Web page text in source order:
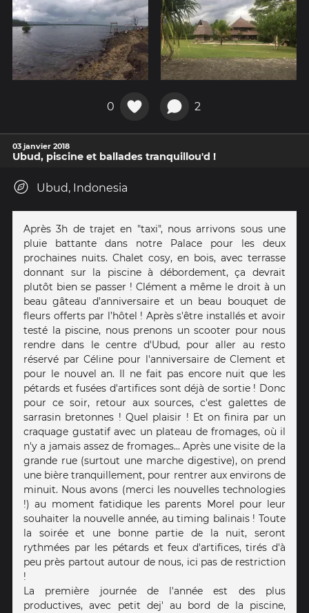
0 2
03 janvier 2018
Ubud, piscine et ballades tranquillou'd !
Ubud, Indonesia
Après 3h de trajet en "taxi", nous arrivons sous une
pluie battante dans notre Palace pour les deux
prochaines nuits. Chalet cosy, en bois, avec terrasse
donnant sur la piscine à débordement, ça devrait
plutôt bien se passer ! Clément a même le droit à un
beau gâteau d’anniversaire et un beau bouquet de
fleurs offerts par l’hôtel ! Après s'être installés et avoir
testé la piscine, nous prenons un scooter pour nous
rendre dans le centre d'Ubud, pour aller au resto
réservé par Céline pour l'anniversaire de Clement et
pour le nouvel an. Il ne fait pas encore nuit que les
pétards et fusées d'artifices sont déjà de sortie ! Donc
pour ce soir, retour aux sources, c'est galettes de
sarrasin bretonnes ! Quel plaisir ! Et on finira par un
craquage gustatif avec un plateau de fromages, où il
n'y a jamais assez de fromages... Après une visite de la
grande rue (surtout une marche digestive), on prend
une bière tranquillement, pour rentrer aux environs de
minuit. Nous avons (merci les nouvelles technologies
!) au moment fatidique les parents Morel pour leur
souhaiter la nouvelle année, au timing balinais ! Toute
la soirée et une bonne partie de la nuit, seront
rythmées par les pétards et feux d'artifices, tirés d'à
peu près partout autour de nous, ici pas de restriction
!
La première journée de l'année est des plus
productives, avec petit dej' au bord de la piscine,